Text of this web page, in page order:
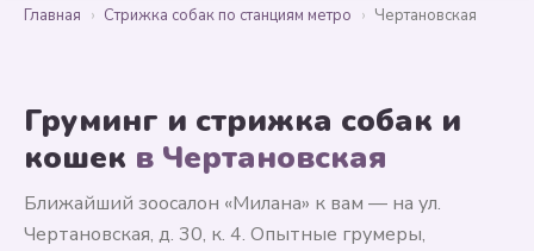
Главная › Стрижка собак по станциям метро › Чертановская
Груминг и стрижка собак и
кошек в Чертановская
Ближайший зоосалон «Милана» к вам — на ул.
Чертановская, д. 30, к. 4. Опытные грумеры,